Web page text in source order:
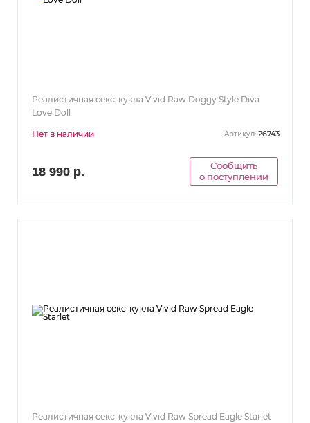
Реалистичная секс-кукла Vivid Raw Doggy Style Diva
Love Doll
Нет в наличии Артикул: 26743
18 990 р.
Сообщить
о поступлении
Реалистичная секс-кукла Vivid Raw Spread Eagle Starlet